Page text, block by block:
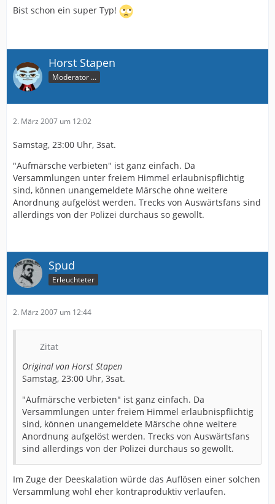
Bist schon ein super Typ!
Horst Stapen
Moderator ...
2. März 2007 um 12:02
Samstag, 23:00 Uhr, 3sat.
"Aufmärsche verbieten" ist ganz einfach. Da
Versammlungen unter freiem Himmel erlaubnispflichtig
sind, können unangemeldete Märsche ohne weitere
Anordnung aufgelöst werden. Trecks von Auswärtsfans sind
allerdings von der Polizei durchaus so gewollt.
Spud
Erleuchteter
2. März 2007 um 12:44
Zitat
Original von Horst Stapen
Samstag, 23:00 Uhr, 3sat.
"Aufmärsche verbieten" ist ganz einfach. Da
Versammlungen unter freiem Himmel erlaubnispflichtig
sind, können unangemeldete Märsche ohne weitere
Anordnung aufgelöst werden. Trecks von Auswärtsfans
sind allerdings von der Polizei durchaus so gewollt.
Im Zuge der Deeskalation würde das Auflösen einer solchen
Versammlung wohl eher kontraproduktiv verlaufen.